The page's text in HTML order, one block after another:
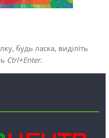
будь ласка, виділіть
Ctrl+Enter.